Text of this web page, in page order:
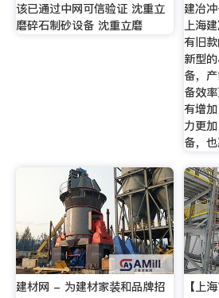
该已通过中网可信验证 沈重立
磨碎石制砂设备 沈重立磨
建冶
上海
有旧
新型
备，
备效
有增
力更
备，
建材网 - 为建材家装和品牌招
【上